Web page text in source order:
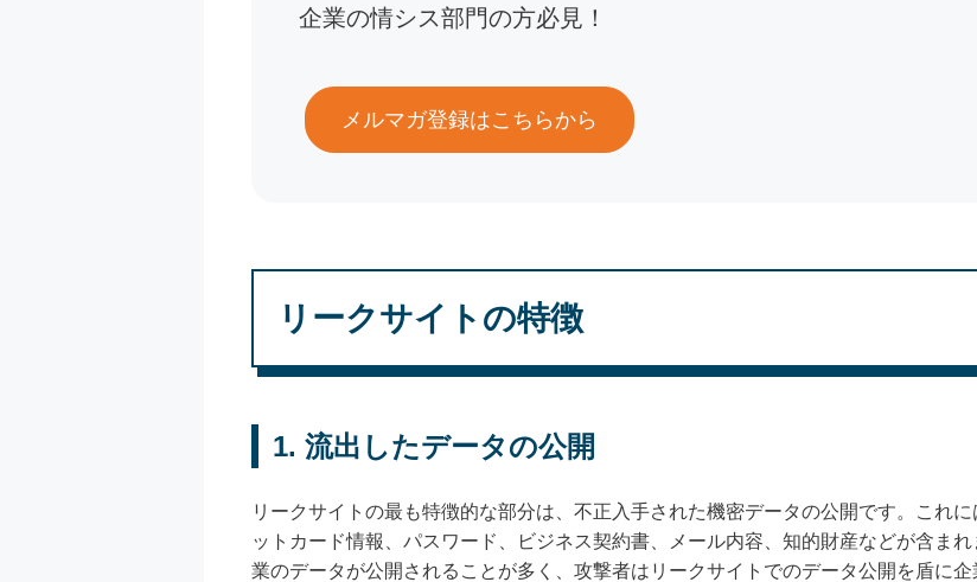
企業の情シス部門の方必見！
メルマガ登録はこちらから
リークサイトの特徴
1. 流出したデータの公開
リークサイトの最も特徴的な部分は、不正入手された機密データの公開です。これ
ットカード情報、パスワード、ビジネス契約書、メール内容、知的財産などが含ま
業のデータが公開されることが多く、攻撃者はリークサイトでのデータ公開を盾に企